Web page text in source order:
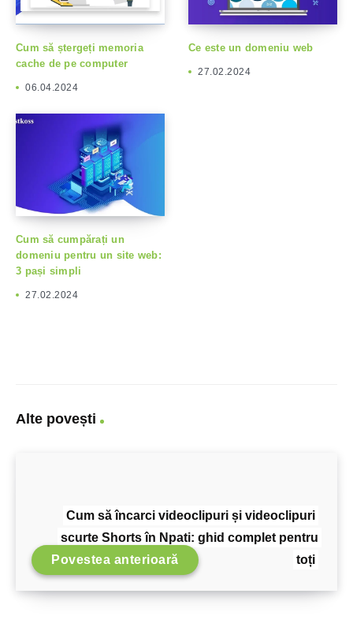
Cum să ștergeți memoria
cache de pe computer
06.04.2024
Ce este un domeniu web
27.02.2024
Cum să cumpărați un
domeniu pentru un site web:
3 pași simpli
27.02.2024
Alte povești
Cum să încarci videoclipuri și videoclipuri
scurte Shorts în Npati: ghid complet pentru
toți
Povestea anterioară